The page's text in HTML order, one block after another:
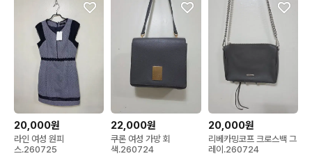
20,000원
라인 여성 원피
스.260725
22,000원
쿠론 여성 가방 회
색.260724
20,000원
리베카밍코프 크로스백 그
레이.260724